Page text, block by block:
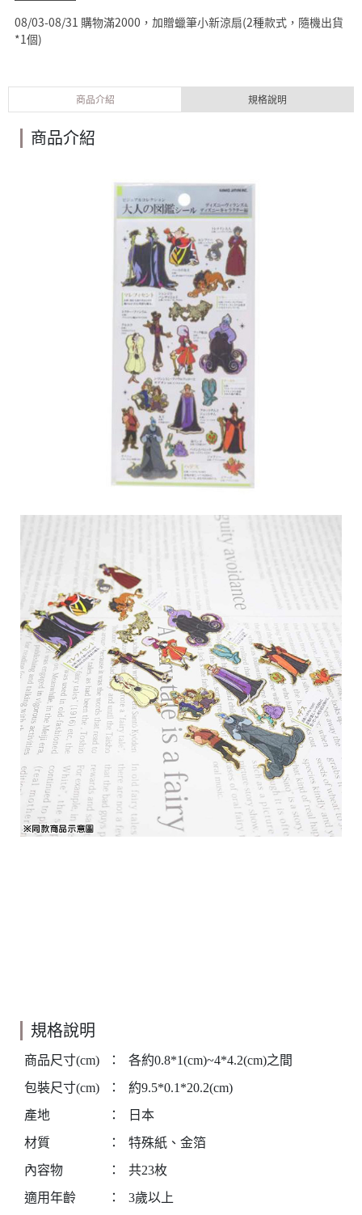
08/03-08/31 購物滿2000，加贈蠟筆小新涼扇(2種款式，隨機出貨
*1個)
商品介紹 規格說明
商品介紹
規格說明
商品尺寸(cm) ：
各約0.8*1(cm)~4*4.2(cm)之間
包裝尺寸(cm)
：
約9.5*0.1*20.2(cm)
產地
：
日本
材質
：
特殊紙、金箔
內容物
：
共23枚
適用年齡
：
3歲以上